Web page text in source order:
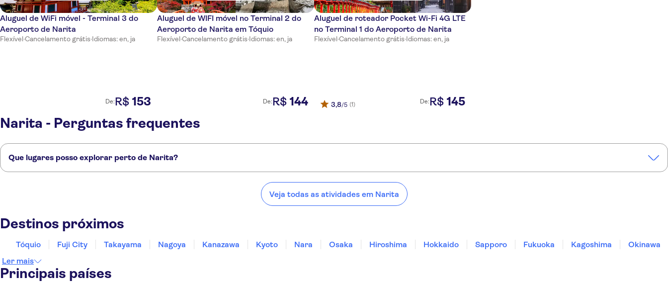
Aluguel de WiFi móvel - Terminal 3 do
Aeroporto de Narita
Flexível·Cancelamento grátis·Idiomas: en, ja
De:R$ 153
Aluguel de WIFI móvel no Terminal 2 do
Aeroporto de Narita em Tóquio
Flexível·Cancelamento grátis·Idiomas: en, ja
De:R$ 144
Aluguel de roteador Pocket Wi-Fi 4G LTE
no Terminal 1 do Aeroporto de Narita
Flexível·Cancelamento grátis·Idiomas: en, ja
3,8/5 (1) De:R$ 145
Narita - Perguntas frequentes
Que lugares posso explorar perto de Narita?
Veja todas as atividades em Narita
Destinos próximos
Tóquio Fuji City Takayama Nagoya Kanazawa Kyoto Nara Osaka Hiroshima Hokkaido Sapporo Fukuoka Kagoshima
Okinawa
Ler mais
Principais países